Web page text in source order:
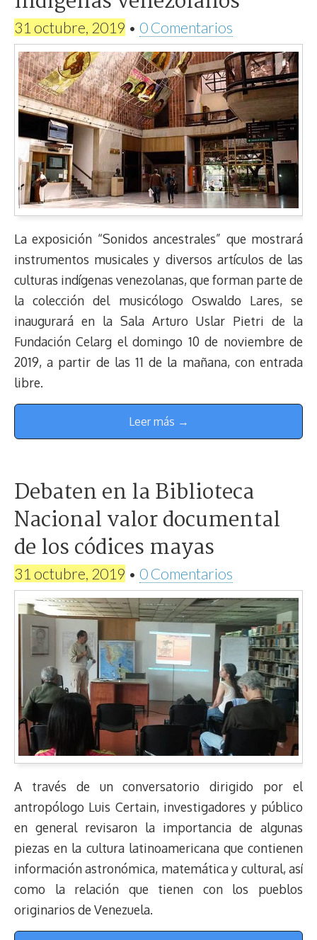
31 octubre, 2019 • 0 Comentarios
La exposición “Sonidos ancestrales” que mostrará
instrumentos musicales y diversos artículos de las
culturas indígenas venezolanas, que forman parte de
la colección del musicólogo Oswaldo Lares, se
inaugurará en la Sala Arturo Uslar Pietri de la
Fundación Celarg el domingo 10 de noviembre de
2019, a partir de las 11 de la mañana, con entrada
libre.
Leer más →
Debaten en la Biblioteca
Nacional valor documental
de los códices mayas
31 octubre, 2019 • 0 Comentarios
A través de un conversatorio dirigido por el
antropólogo Luis Certain, investigadores y público
en general revisaron la importancia de algunas
piezas en la cultura latinoamericana que contienen
información astronómica, matemática y cultural, así
como la relación que tienen con los pueblos
originarios de Venezuela.